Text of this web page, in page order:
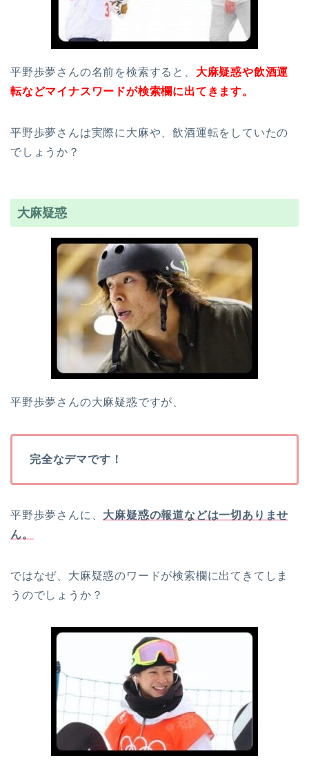
平野歩夢さんの名前を検索すると、 大麻疑惑や飲酒運
転などマイナスワードが検索欄に出てきます。
平野歩夢さんは実際に大麻や、飲酒運転をしていたの
でしょうか？
大麻疑惑
平野歩夢さんの大麻疑惑ですが、
完全なデマです！
平野歩夢さんに、 大麻疑惑の報道などは一切ありませ
ん。
ではなぜ、大麻疑惑のワードが検索欄に出てきてしま
うのでしょうか？